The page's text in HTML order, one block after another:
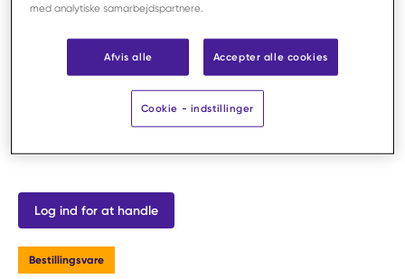
Log ind for at handle
Bestillingsvare
med analytiske samarbejdspartnere.
Afvis alle Accepter alle cookies
Cookie - indstillinger